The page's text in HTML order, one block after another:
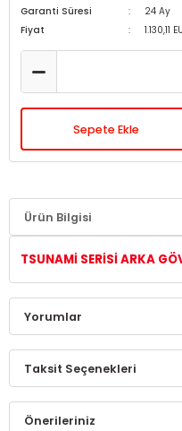
Garanti Süresi
24 Ay
Fiyat
1.130,11
Sepete Ekle
Ürün Bilgisi
TSUNAMİ SERİSİ ARKA
Yorumlar
Bu ürüne
Taksit Seçenekleri
Önerileriniz